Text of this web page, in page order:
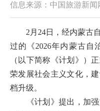
信息来源：中国旅游新闻
2月24日，经内蒙古自
过的《2026年内蒙古自
（以下简称《计划》）
荣发展社会主义文化，
档升级。
《计划》提出，加强